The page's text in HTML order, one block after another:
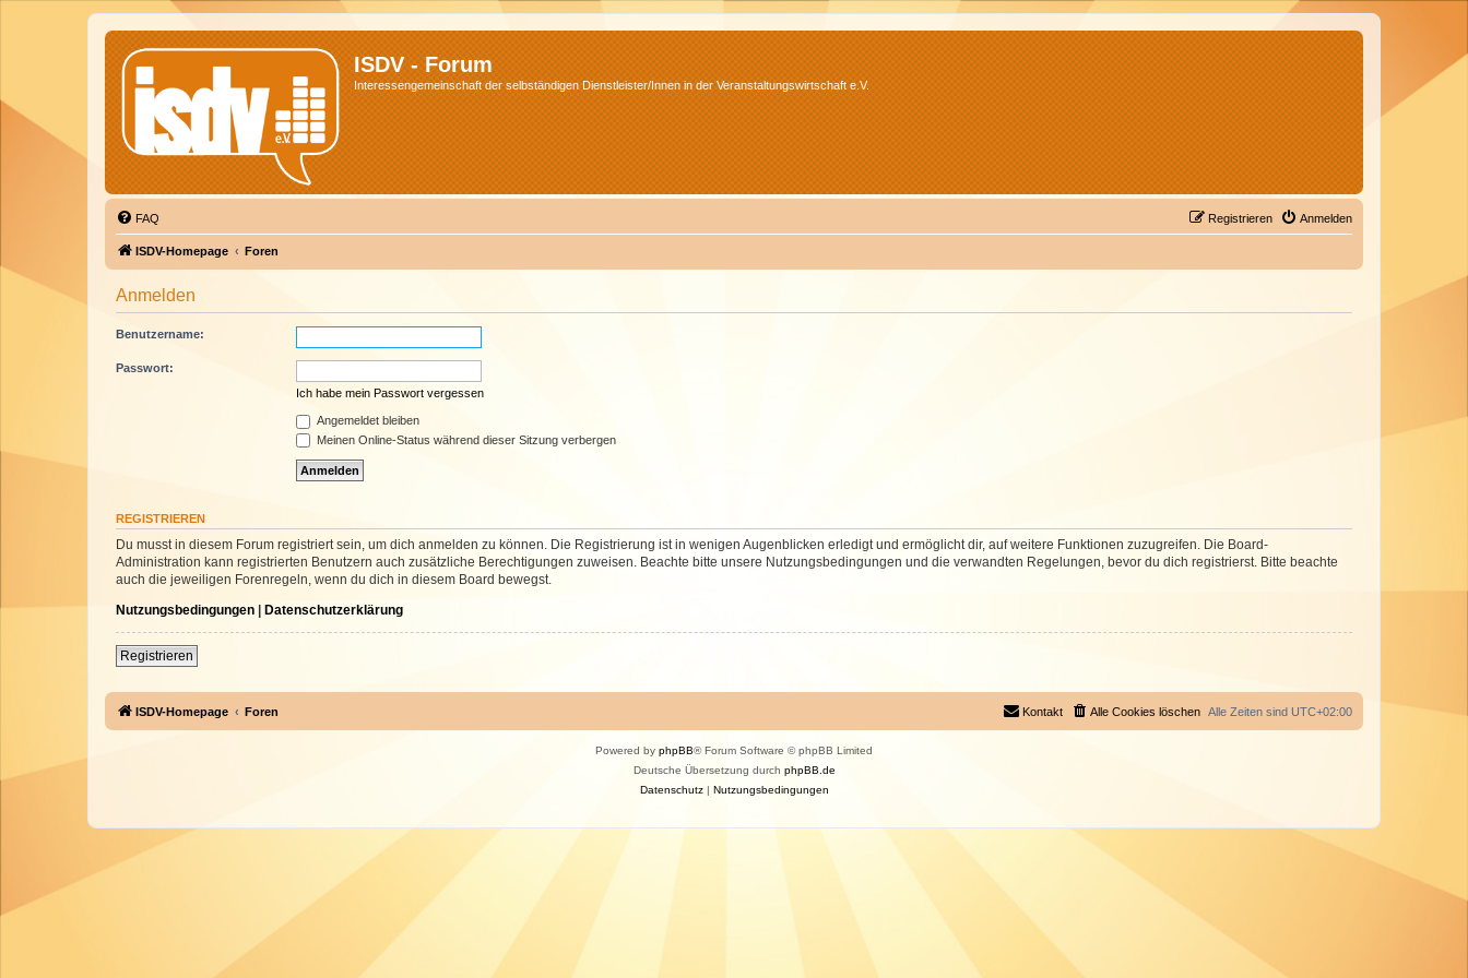
ISDV - Forum
Interessengemeinschaft der selbständigen Dienstleister/Innen in der Veranstaltungswirtschaft e.V.
FAQ Anmelden
Registrieren
ISDV-Homepage Foren
Anmelden
Benutzername:
Passwort:
Ich habe mein Passwort vergessen
Angemeldet bleiben
Meinen Online-Status während dieser Sitzung verbergen
REGISTRIEREN
Du musst in diesem Forum registriert sein, um dich anmelden zu können. Die Registrierung ist in wenigen Augenblicken erledigt und ermöglicht dir, auf weitere Funktionen zuzugreifen. Die Board-
Administration kann registrierten Benutzern auch zusätzliche Berechtigungen zuweisen. Beachte bitte unsere Nutzungsbedingungen und die verwandten Regelungen, bevor du dich registrierst. Bitte beachte
auch die jeweiligen Forenregeln, wenn du dich in diesem Board bewegst.
Nutzungsbedingungen | Datenschutzerklärung
Registrieren
ISDV-Homepage Foren Alle Zeiten sind UTC+02:00
Alle Cookies löschen
Kontakt
Powered by phpBB® Forum Software © phpBB Limited
Deutsche Übersetzung durch phpBB.de
Datenschutz| Nutzungsbedingungen